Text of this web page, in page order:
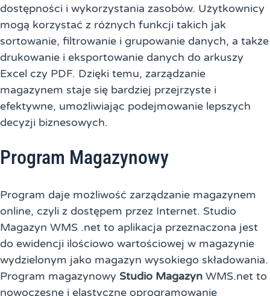
dostępności i wykorzystania zasobów. Użytkownicy
mogą korzystać z różnych funkcji takich jak
sortowanie, filtrowanie i grupowanie danych, a także
drukowanie i eksportowanie danych do arkuszy
Excel czy PDF. Dzięki temu, zarządzanie
magazynem staje się bardziej przejrzyste i
efektywne, umożliwiając podejmowanie lepszych
decyzji biznesowych.
Program Magazynowy
Program daje możliwość zarządzanie magazynem
online, czyli z dostępem przez Internet. Studio
Magazyn WMS .net to aplikacja przeznaczona jest
do ewidencji ilościowo wartościowej w magazynie
wydzielonym jako magazyn wysokiego składowania.
Program magazynowy Studio Magazyn WMS.net to
nowoczesne i elastyczne oprogramowanie